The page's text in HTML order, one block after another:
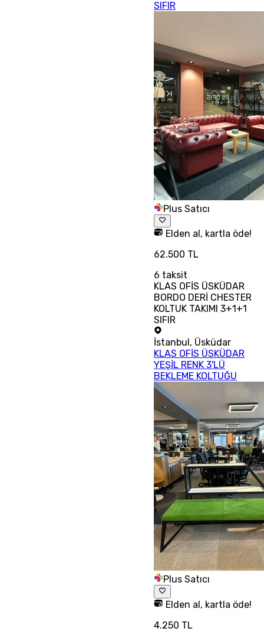
SIFIR
Plus Satıcı
Elden al, kartla öde!
62.500 TL
6 taksit
KLAS OFİS ÜSKÜDAR
BORDO DERİ CHESTER
KOLTUK TAKIMI 3+1+1
SIFIR
İstanbul , Üsküdar
KLAS OFİS ÜSKÜDAR
YEŞİL RENK 3'LÜ
BEKLEME KOLTUĞU
Plus Satıcı
Elden al, kartla öde!
4.250 TL